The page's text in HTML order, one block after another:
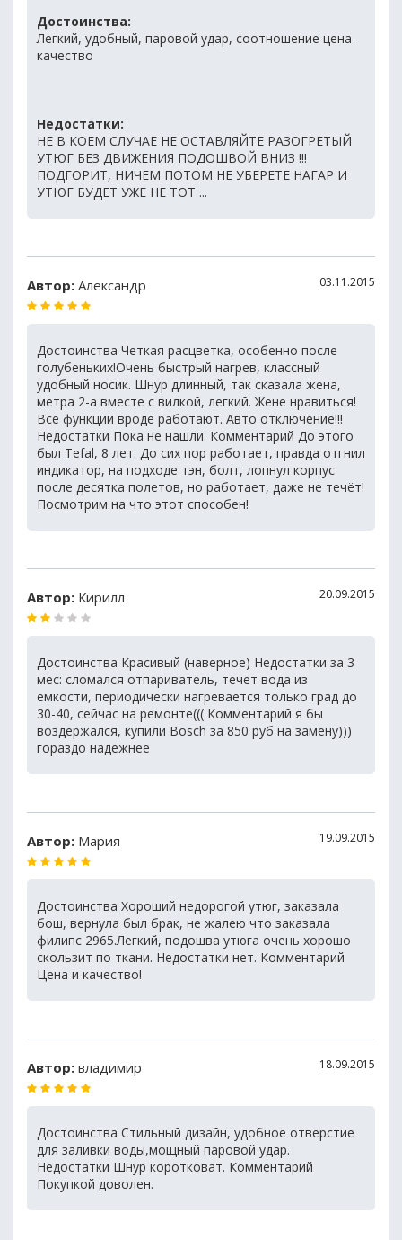
Достоинства:
Легкий, удобный, паровой удар, соотношение цена -
качество
Недостатки:
НЕ В КОЕМ СЛУЧАЕ НЕ ОСТАВЛЯЙТЕ РАЗОГРЕТЫЙ
УТЮГ БЕЗ ДВИЖЕНИЯ ПОДОШВОЙ ВНИЗ !!!
ПОДГОРИТ, НИЧЕМ ПОТОМ НЕ УБЕРЕТЕ НАГАР И
УТЮГ БУДЕТ УЖЕ НЕ ТОТ ...
Автор: Александр 03.11.2015
Достоинства Четкая расцветка, особенно после
голубеньких!Очень быстрый нагрев, классный
удобный носик. Шнур длинный, так сказала жена,
метра 2-а вместе с вилкой, легкий. Жене нравиться!
Все функции вроде работают. Авто отключение!!!
Недостатки Пока не нашли. Комментарий До этого
был Tefal, 8 лет. До сих пор работает, правда отгнил
индикатор, на подходе тэн, болт, лопнул корпус
после десятка полетов, но работает, даже не течёт!
Посмотрим на что этот способен!
Автор: Кирилл 20.09.2015
Достоинства Красивый (наверное) Недостатки за 3
мес: сломался отпариватель, течет вода из
емкости, периодически нагревается только град до
30-40, сейчас на ремонте((( Комментарий я бы
воздержался, купили Bosch за 850 руб на замену)))
гораздо надежнее
Автор: Мария 19.09.2015
Достоинства Хороший недорогой утюг, заказала
бош, вернула был брак, не жалею что заказала
филипс 2965.Легкий, подошва утюга очень хорошо
скользит по ткани. Недостатки нет. Комментарий
Цена и качество!
Автор: владимир 18.09.2015
Достоинства Стильный дизайн, удобное отверстие
для заливки воды,мощный паровой удар.
Недостатки Шнур коротковат. Комментарий
Покупкой доволен.